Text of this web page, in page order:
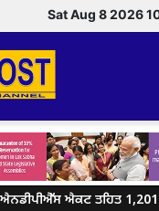
Sat Aug 8 2026
ਐਕਟ ਤਹਿਤ 1,201